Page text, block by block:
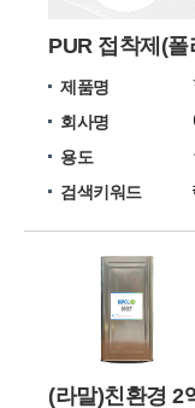
PUR 접착제(
제품명
회사명
용도
검색키워드
(라말)친환경 2